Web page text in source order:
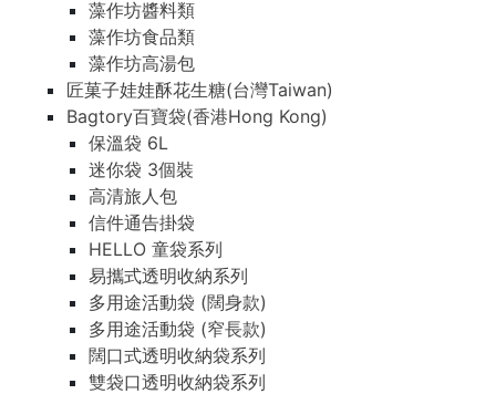
藻作坊醬料類
藻作坊食品類
藻作坊高湯包
匠菓子娃娃酥花生糖(台灣Taiwan)
Bagtory百寶袋(香港Hong Kong)
保溫袋 6L
迷你袋 3個裝
高清旅人包
信件通告掛袋
HELLO 童袋系列
易攜式透明收納系列
多用途活動袋 (闊身款)
多用途活動袋 (窄長款)
闊口式透明收納袋系列
雙袋口透明收納袋系列